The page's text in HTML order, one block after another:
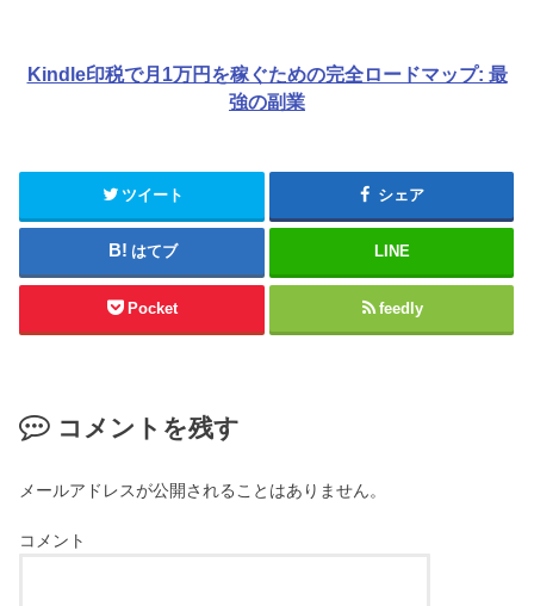
Kindle印税で月1万円を稼ぐための完全ロードマップ: 最
強の副業
ツイート シェア
はてブ LINE
Pocket feedly
コメントを残す
メールアドレスが公開されることはありません。
コメント